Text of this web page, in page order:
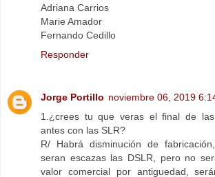
Adriana Carrios
Marie Amador
Fernando Cedillo
Responder
Jorge Portillo noviembre 06, 2019
1.¿crees tu que veras el final de
antes con las SLR?
R/ Habrá disminución de
seran escazas las DSLR, pero no
valor comercial por antiguedad,